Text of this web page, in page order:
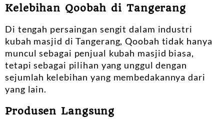
Kelebihan Qoobah di Tangerang
Di tengah persaingan sengit dalam industri
kubah masjid di Tangerang, Qoobah tidak hanya
muncul sebagai penjual kubah masjid biasa,
tetapi sebagai pilihan yang unggul dengan
sejumlah kelebihan yang membedakannya dari
yang lain.
Produsen Langsung